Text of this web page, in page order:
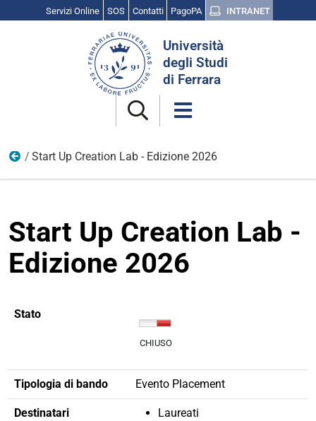
Servizi Online SOS Contatti PagoPA INTRANET
Università
degli Studi
di Ferrara
Opportunità e candidature
Start Up Creation Lab - Edizione 2026
Start Up Creation Lab -
Edizione 2026
Stato
CHIUSO
Tipologia di bando Evento Placement
Destinatari
Laureati